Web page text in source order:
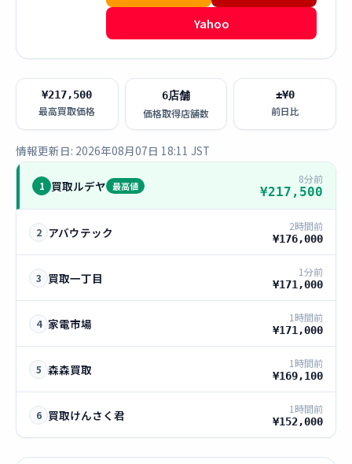
Yahoo
¥217,500
最高買取価格
6店舗
価格取得店舗数
±¥0
前日比
情報更新日: 2026年08月07日 18:11 JST
1 買取ルデヤ 最高値
8分前
¥217,500
2 アバウテック 2時間前
¥176,000
3 買取一丁目 1分前
¥171,000
4 家電市場 1時間前
¥171,000
5 森森買取 1時間前
¥169,100
6 買取けんさく君 1時間前
¥152,000